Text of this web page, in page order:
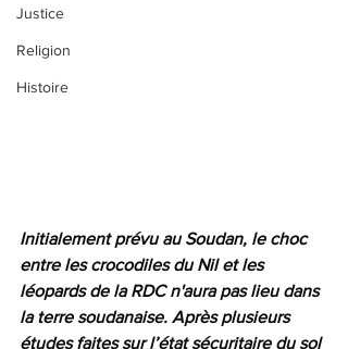
Justice
Religion
Histoire
Initialement prévu au Soudan, le choc
entre les crocodiles du Nil et les
léopards de la RDC n'aura pas lieu dans
la terre soudanaise. Après plusieurs
études faites sur l’état sécuritaire du sol